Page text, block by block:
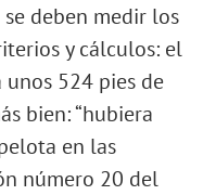
deben medir los
y cálculos: el
524 pies de
bien: “hubiera
en las
número 20 del